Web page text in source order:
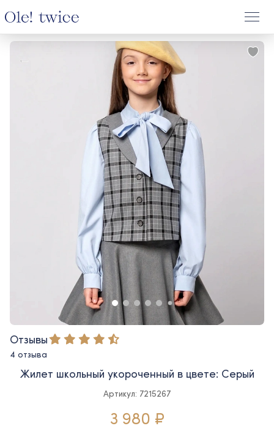
Отзывы
4 отзыва
Жилет школьный укороченный в цвете: Серый
Артикул: 7215267
3 980 ₽